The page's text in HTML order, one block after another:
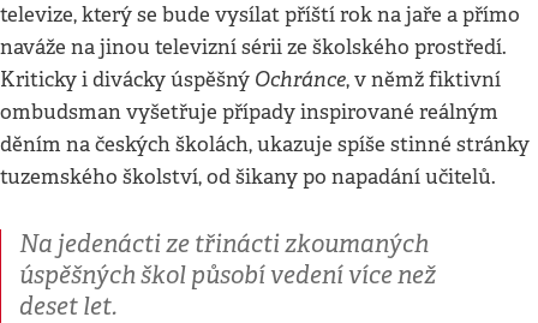
televize, který se bude vysílat příští rok na jaře a přímo
naváže na jinou televizní sérii ze školského prostředí.
Kriticky i divácky úspěšný Ochránce, v němž fiktivní
ombudsman vyšetřuje případy inspirované reálným
děním na českých školách, ukazuje spíše stinné stránky
tuzemského školství, od šikany po napadání učitelů.
Na jedenácti ze třinácti zkoumaných
úspěšných škol působí vedení více než
deset let.